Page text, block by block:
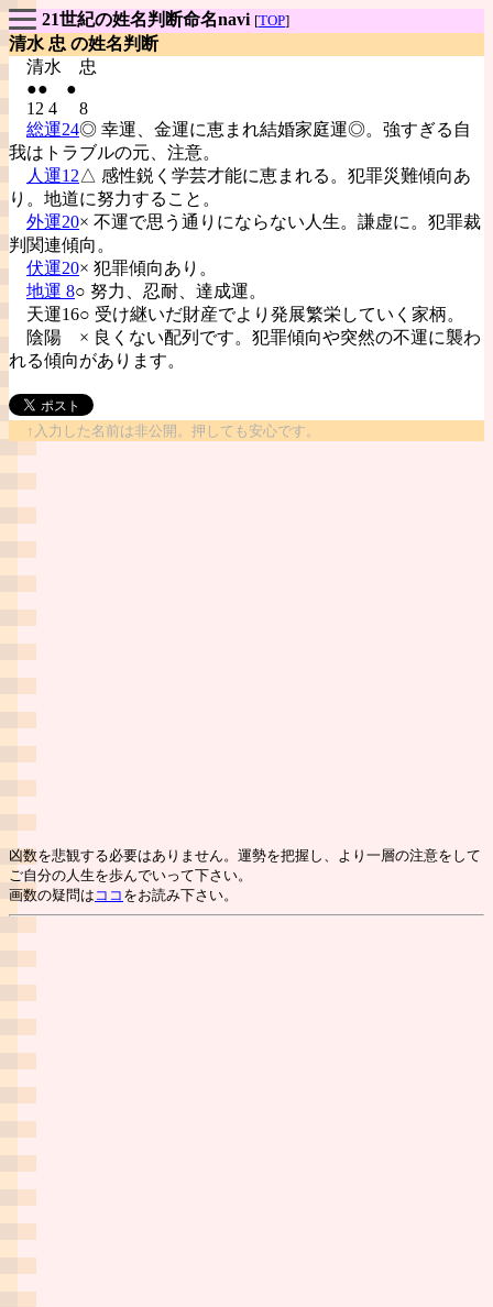
21世紀の姓名判断命名navi [TOP]
清水 忠 の姓名判断
清水 忠
●● ●
12 4 8
総運24◎ 幸運、金運に恵まれ結婚家庭運◎。強すぎる自
我はトラブルの元、注意。
人運12△ 感性鋭く学芸才能に恵まれる。犯罪災難傾向あ
り。地道に努力すること。
外運20× 不運で思う通りにならない人生。謙虚に。犯罪裁
判関連傾向。
伏運20× 犯罪傾向あり。
地運 8○ 努力、忍耐、達成運。
天運16○ 受け継いだ財産でより発展繁栄していく家柄。
陰陽 × 良くない配列です。犯罪傾向や突然の不運に襲わ
れる傾向があります。
↑入力した名前は非公開。押しても安心です。
凶数を悲観する必要はありません。運勢を把握し、より一層の注意をして
ご自分の人生を歩んでいって下さい。
画数の疑問は ココ をお読み下さい。